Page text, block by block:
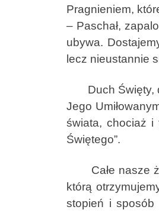
Pragnieniem,
– Paschał,
ubywa.
lecz nieustannie
Duch Święty,
Jego
świata, chociaż i
Świętego”.
Całe nasze
którą
stopień i sposób